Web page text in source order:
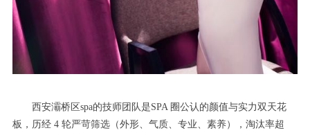
西安灞桥区spa的技师团队是SPA 圈公认的颜值与实力双天花
板，历经 4 轮严苛筛选（外形、气质、专业、素养），淘汰率超